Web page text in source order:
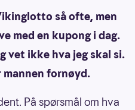
så ofte, men
med en kupong i dag.
vet ikke hva jeg skal si.
mannen fornøyd.
På spørsmål om hva